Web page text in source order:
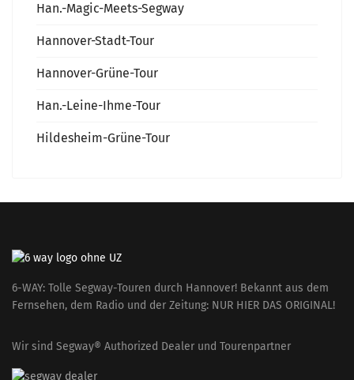
Han.-Magic-Meets-Segway
Hannover-Stadt-Tour
Hannover-Grüne-Tour
Han.-Leine-Ihme-Tour
Hildesheim-Grüne-Tour
6-WAY: Tolle Segway-Touren durch Hannover! Bekannt aus dem
Fernsehen, dem Radio und der Zeitung: NUR HIER DAS ORIGINAL!
Wir sind Segway® Authorized Dealer und Tourenpartner